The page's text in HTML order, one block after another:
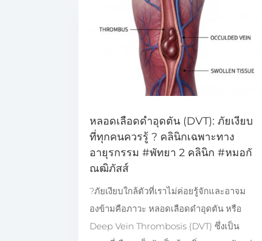
หลอดเลือดดำอุดตัน (DVT): ภัยเงียบ
ที่ทุกคนควรรู้ ? คลินิกเฉพาะทาง
อายุรกรรม #พัทยา 2 คลินิก #หมอกั
ณฒิภัสส์
?ภัยเงียบใกล้ตัวที่เราไม่ค่อยรู้จักและอาจม
องข้ามคือภาวะ หลอดเลือดดำอุดตัน หรือ
Deep Vein Thrombosis (DVT) ซึ่งเป็น